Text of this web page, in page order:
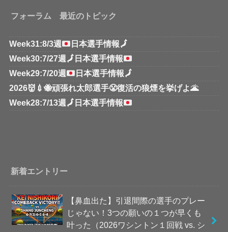
フォーラム 最近のトピック
Week31:8/3週 日本選手情報🗾
Week30:7/27週 🗾 日本選手情報
Week29:7/20週
日本選手情報🗾
2026👹💉🐝頑張れ太郎選手😤復活の狼煙を挙げよ🌋
Week28:7/13週 🗾 日本選手情報
新着エントリー
【鼻血出た】引退間際の選手のプレー
じゃない！3つの願いの１つが早くも
叶った（2026ワシントン１回戦 vs. シ